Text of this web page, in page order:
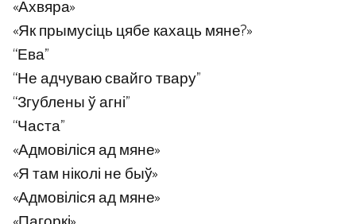
«Ахвяра»
«Як прымусіць цябе кахаць мяне?»
“Ева”
“Не адчуваю свайго твару”
“Згублены ў агні”
“Часта”
«Адмовіліся ад мяне»
«Я там ніколі не быў»
«Адмовіліся ад мяне»